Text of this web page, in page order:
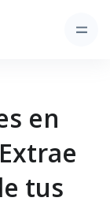
en
tus